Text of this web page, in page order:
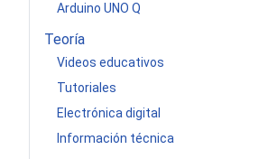
Arduino UNO Q
Teoría
Videos educativos
Tutoriales
Electrónica digital
Información técnica